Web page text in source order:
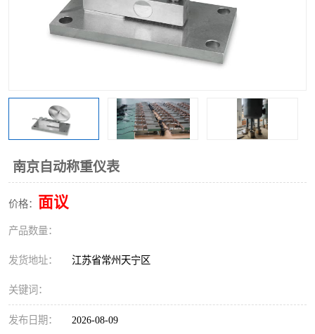
南京自动称重仪表
价格： 面议
产品数量：
发货地址： 江苏省常州天宁区
关键词：
发布日期： 2026-08-09